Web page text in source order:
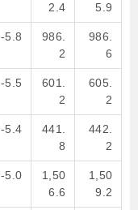
2.4
5.9
-5.8
986.
2
986.
6
-5.5
601.
2
605.
2
-5.4
441.
8
442.
2
-5.0
1,50
6.6
1,50
9.2